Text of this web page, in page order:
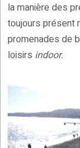
la manière des
toujours présent
promenades de
loisirs indoor.